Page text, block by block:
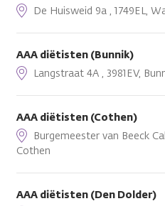
De Huisweid 9a , 1749EL,
AAA diëtisten (Bunnik)
Langstraat 4A , 3981EV,
AAA diëtisten (Cothen)
Burgemeester van Beeck
Cothen
AAA diëtisten (Den Dolder)